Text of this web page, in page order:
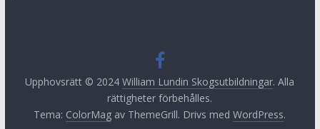
Upphovsrätt © 2024William Lundin Skogsutbildningar. Alla
rättigheter förbehålles.
Tema: ColorMag av ThemeGrill. Drivs medWordPress.